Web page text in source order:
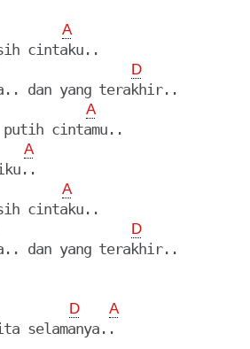
A
cintaku..
D
dan yang terakhir..
A
cintamu..
A
A
cintaku..
D
dan yang terakhir..
D A
selamanya..